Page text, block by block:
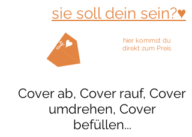
buy don´t cry♥
hier kommst du
direkt zum Preis
sie soll dein sein?♥
Cover ab, Cover rauf, Cover
umdrehen, Cover
befüllen...